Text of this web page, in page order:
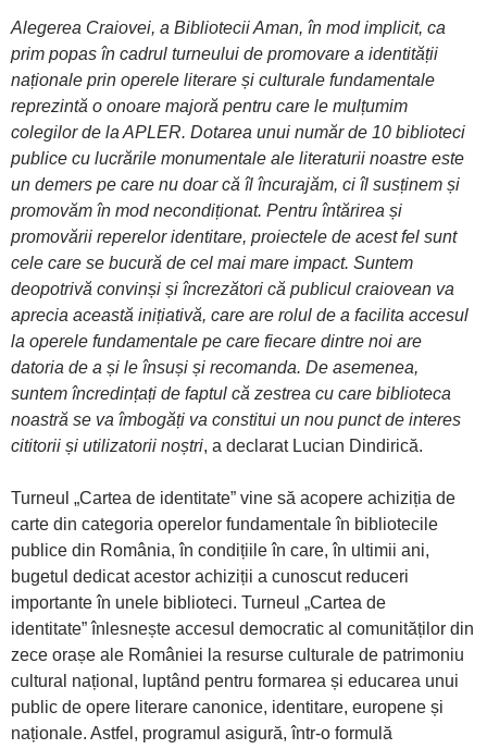
Alegerea Craiovei, a Bibliotecii Aman, în mod implicit, ca
prim popas în cadrul turneului de promovare a identității
naționale prin operele literare și culturale fundamentale
reprezintă o onoare majoră pentru care le mulțumim
colegilor de la APLER. Dotarea unui număr de 10 biblioteci
publice cu lucrările monumentale ale literaturii noastre este
un demers pe care nu doar că îl încurajăm, ci îl susținem și
promovăm în mod necondiționat. Pentru întărirea și
promovării reperelor identitare, proiectele de acest fel sunt
cele care se bucură de cel mai mare impact. Suntem
deopotrivă convinși și încrezători că publicul craiovean va
aprecia această inițiativă, care are rolul de a facilita accesul
la operele fundamentale pe care fiecare dintre noi are
datoria de a și le însuși și recomanda. De asemenea,
suntem încredințați de faptul că zestrea cu care biblioteca
noastră se va îmbogăți va constitui un nou punct de interes
cititorii și utilizatorii noștri, a declarat Lucian Dindirică.
Turneul „Cartea de identitate” vine să acopere achiziția de
carte din categoria operelor fundamentale în bibliotecile
publice din România, în condițiile în care, în ultimii ani,
bugetul dedicat acestor achiziții a cunoscut reduceri
importante în unele biblioteci. Turneul „Cartea de
identitate” înlesnește accesul democratic al comunităților din
zece orașe ale României la resurse culturale de patrimoniu
cultural național, luptând pentru formarea și educarea unui
public de opere literare canonice, identitare, europene și
naționale. Astfel, programul asigură, într-o formulă